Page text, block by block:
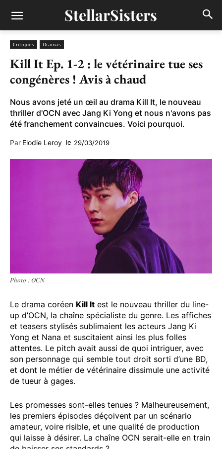
StellarSisters
Critiques Dramas
Kill It Ep. 1-2 : le vétérinaire tue ses
congénères ! Avis à chaud
Nous avons jeté un œil au drama Kill It, le nouveau
thriller d'OCN avec Jang Ki Yong et nous n'avons pas
été franchement convaincues. Voici pourquoi.
Par Elodie Leroy le 29/03/2019
Photo : OCN
Le drama coréen Kill It est le nouveau thriller du line-
up d’OCN, la chaîne spécialiste du genre. Les affiches
et teasers stylisés sublimaient les acteurs Jang Ki
Yong et Nana et suscitaient ainsi les plus folles
attentes. Le pitch avait aussi de quoi intriguer, avec
son personnage qui semble tout droit sorti d’une BD,
et dont le métier de vétérinaire dissimule une activité
de tueur à gages.
Les promesses sont-elles tenues ? Malheureusement,
les premiers épisodes déçoivent par un scénario
amateur, voire risible, et une qualité de production
qui laisse à désirer. La chaîne OCN serait-elle en train